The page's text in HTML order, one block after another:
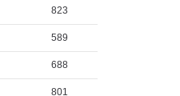
823
589
688
801